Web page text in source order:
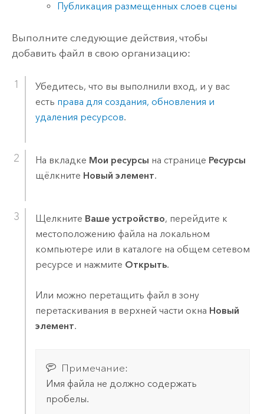
Публикация размещенных слоев сцены
Выполните следующие действия, чтобы
добавить файл в свою организацию:
Убедитесь, что вы выполнили вход, и у вас
есть права для создания, обновления и
удаления ресурсов.
На вкладке Мои ресурсы на странице Ресурсы
щёлкните Новый элемент.
Щелкните Ваше устройство, перейдите к
местоположению файла на локальном
компьютере или в каталоге на общем сетевом
ресурсе и нажмите Открыть.
Или можно перетащить файл в зону
перетаскивания в верхней части окна Новый
элемент.
Примечание:
Имя файла не должно содержать
пробелы.